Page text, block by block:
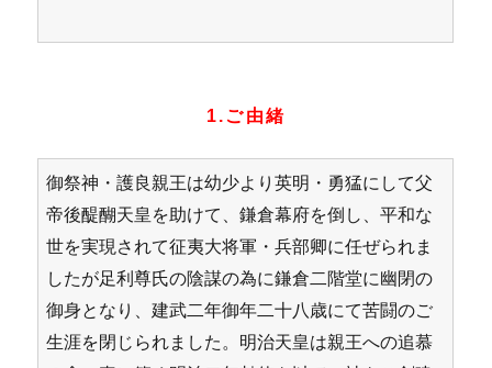
1.ご由緒
御祭神・護良親王は幼少より英明・勇猛にして父
帝後醍醐天皇を助けて、鎌倉幕府を倒し、平和な
世を実現されて征夷大将軍・兵部卿に任ぜられま
したが足利尊氏の陰謀の為に鎌倉二階堂に幽閉の
御身となり、建武二年御年二十八歳にて苦闘のご
生涯を閉じられました。明治天皇は親王への追慕